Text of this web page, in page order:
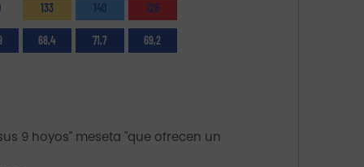
133 140 126
68,4 71,7 69,2
9 hoyos" meseta "que ofrecen un